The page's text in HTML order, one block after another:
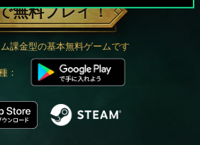
無料プレイ！
課金型の基本無料ゲームです
：